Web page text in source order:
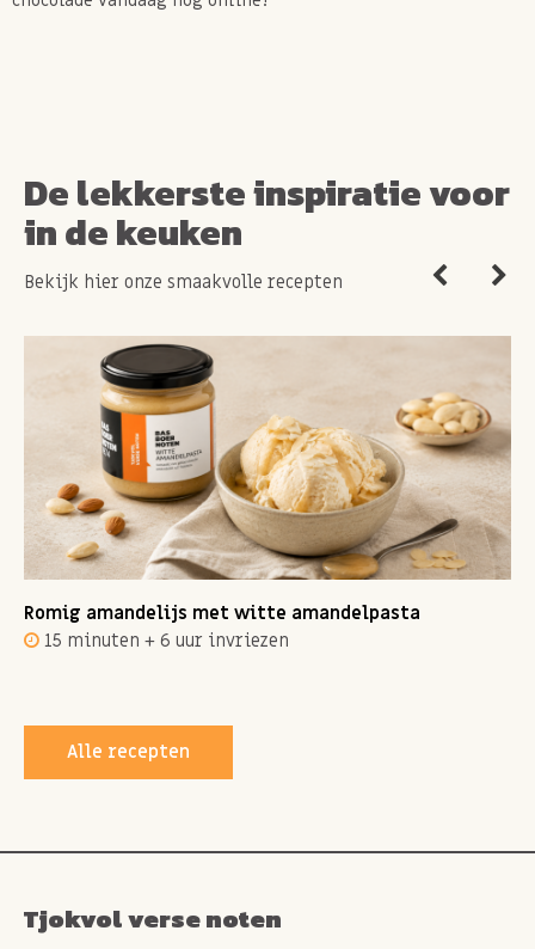
De lekkerste inspiratie voor
in de keuken
Bekijk hier onze smaakvolle recepten
Romig amandelijs met witte amandelpasta
15 minuten + 6 uur invriezen
Alle recepten
Tjokvol verse noten